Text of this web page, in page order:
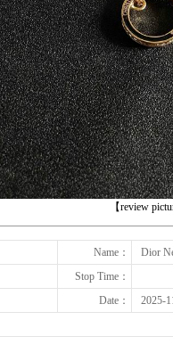
【review
下一张
Name：
Dior
Stop Time：
Date：
2025-